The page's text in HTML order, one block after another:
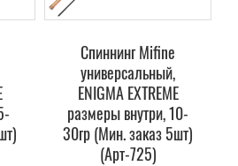
Спиннинг Mifine
универсальный,
ENIGMA EXTREME
размеры внутри, 10-
30гр (Мин. заказ 5шт)
(Арт-725)